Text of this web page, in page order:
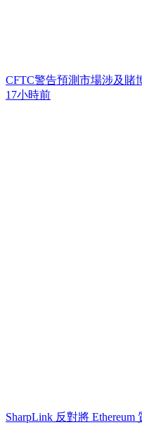
CFTC警告預測市場涉及賭
17小時前
SharpLink 反對將